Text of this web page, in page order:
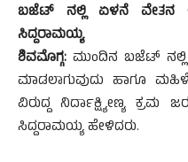
ಬಜೆಟ್ ನಲ್ಲಿ ಏಳನೆ ವೇತನ
ಸಿದ್ದರಾಮಯ್ಯ
ಶಿವಮೊಗ್ಗ: ಮುಂದಿನ ಬಜೆಟ್
ಮಾಡಲಾಗುವುದು ಹಾಗೂ
ವಿರುದ್ದ ನಿರ್ದಾಕ್ಷ್ಯೀಣ್ಯ ಕ್ರಮ
ಸಿದ್ದರಾಮಯ್ಯ ಹೇಳಿದರು.